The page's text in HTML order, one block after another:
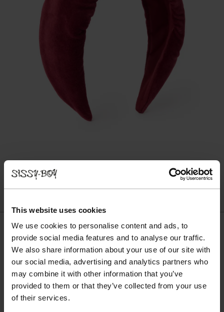
This website uses cookies
We use cookies to personalise content and ads, to
provide social media features and to analyse our traffic.
We also share information about your use of our site with
our social media, advertising and analytics partners who
may combine it with other information that you’ve
provided to them or that they’ve collected from your use
of their services.
- 60%
Bandeau en velours - rouge
10.40